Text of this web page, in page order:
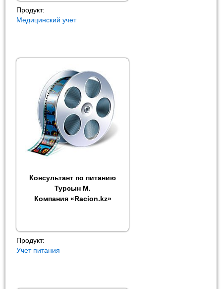
Продукт:
Медицинский учет
Консультант по питанию
Турсын М.
Компания «Racion.kz»
Продукт:
Учет питания